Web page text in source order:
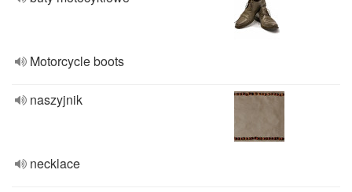
Motorcycle boots
naszyjnik
necklace